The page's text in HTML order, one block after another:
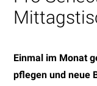
Einmal im Monat
pflegen und neue